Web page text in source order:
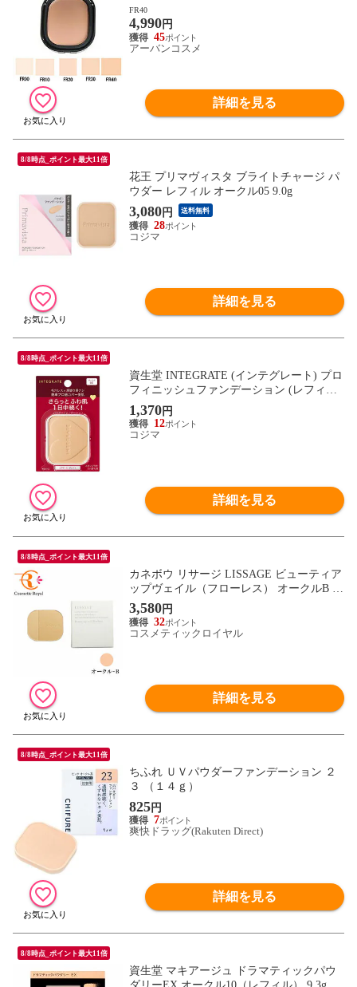
バマ SPF PA+++ 国内正規品
FR40
4,990円
45
アーバンコスメ
詳細を見る
8/8時点_ポイント最大11倍
花王 プリマヴィスタ ブライトチャージ パ
ウダー レフィル オークル05 9.0g
3,080円 送料無料
28
コジマ
詳細を見る
8/8時点_ポイント最大11倍
資生堂 INTEGRATE (インテグレート) プロ
フィニッシュファンデーション (レフィル)
オークル00 明るめ (10g)
1,370円
12
コジマ
詳細を見る
8/8時点_ポイント最大11倍
カネボウ リサージ LISSAGE ビューティア
ップヴェイル（フローレス） オークルB 1
0.5g
3,580円
32
コスメティックロイヤル
詳細を見る
8/8時点_ポイント最大11倍
ちふれ ＵＶパウダーファンデーション ２
３ （１４ｇ）
825円
7
爽快ドラッグ(Rakuten Direct)
詳細を見る
8/8時点_ポイント最大11倍
資生堂 マキアージュ ドラマティックパウ